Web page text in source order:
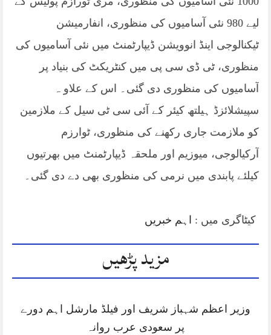
لیے 980 نئی آسامیوں کی منظوری، انفارمیشن
ٹیکنالوجی اینڈ انوویشن ڈیپارٹمنٹ میں نئی آسامیوں کی
منظوری، ٹی ڈی سی پی میں کنٹریکٹ کی بنیاد پر
آسامیوں کی منظوری دی گئی۔ اس کے علاو ہ
سپیشلائزڈ ہیلتھ کیئر کے آئی سی ٹی سیل کے ملازمین
کو ملازمت جاری رکھنے کی منظوری، ٹوارزم
آرکیالوجی، میوزیم اور ملحقہ ڈیپارٹمنٹ میں بھرتیوں
کیلئے پابندی میں نرمی کی منظوری بھی دے دی گئی۔
کیٹاگری میں : اہم خبریں
مزید پڑھیں
وزیر اعظم شہباز شریف اور فیلڈ مارشل اہم دورے
پر سعودی عرب روانہ